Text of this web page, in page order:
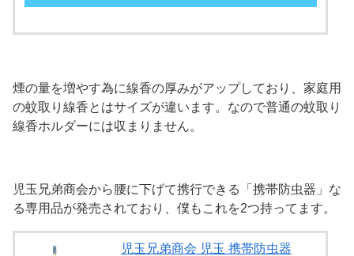
煙の量を増やす為に線香の厚みがアップしており、家庭用
の蚊取り線香とはサイズが違います。なので普通の蚊取り
線香ホルダーには収まりません。
児玉兄弟商会から腰に下げて携行できる「携帯防虫器」な
る専用品が発売されており、僕もこれを2つ持ってます。
児玉兄弟商会 児玉 携帯防虫器